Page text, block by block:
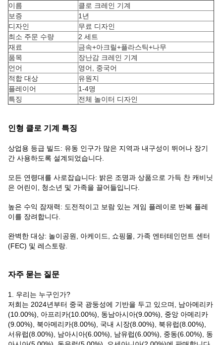
이름
클로 크레인 기계
보증
1년
디자인
무료 디자인
최소 주문 수량
2 세트
재료
금속+아크릴+플라스틱+나무
품목
장난감 크레인 기계
언어
영어, 중국어
적합 대상
유원지
플레이어
1-4명
특징
전체 놀이터 디자인
인형 클로 기계 특징
상업용 등급 빌드: 유동 인구가 많은 지역과 내구성이 뛰어나 장기
간 사용하도록 설계되었습니다.
모든 연령대를 사로잡습니다: 밝은 조명과 상품으로 가득 찬 캐비닛
은 어린이, 청소년 및 가족을 끌어들입니다.
높은 수익 잠재력: 도전적이고 보람 있는 게임 플레이로 반복 플레
이를 장려합니다.
완벽한 대상: 놀이공원, 아케이드, 쇼핑몰, 가족 엔터테인먼트 센터
(FEC) 및 레스토랑.
자주 묻는 질문
1. 우리는 누구인가?
저희는 2024년부터 중국 광둥성에 기반을 두고 있으며, 남아메리카
(10.00%), 아프리카(10.00%), 동남아시아(9.00%), 중앙 아메리카
(9.00%), 북아메리카(8.00%), 국내 시장(8.00%), 북유럽(8.00%),
서유럽(8.00%), 남아시아(6.00%), 남유럽(6.00%), 중동(6.00%), 동